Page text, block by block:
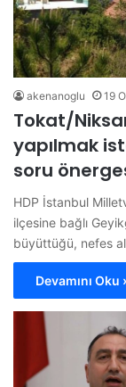
akenanoglu 19
Tokat/
yapılmak
soru
HDP İstanbul
ilçesine bağlı
büyüttüğü, nefes
Devamını Oku